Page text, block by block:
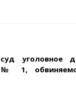
уголовное
№ 1,